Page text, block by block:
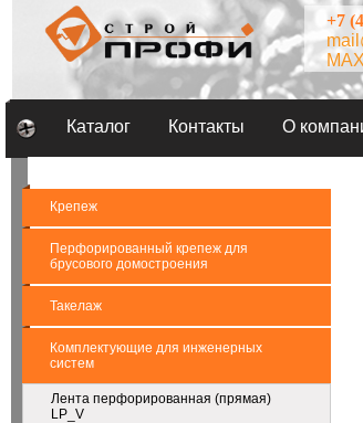
+7
Каталог Контакты О
Крепеж
Перфорированный крепеж для
брусового домостроения
Такелаж
Комплектующие для инженерных
систем
Лента перфорированная (прямая)
LP_V